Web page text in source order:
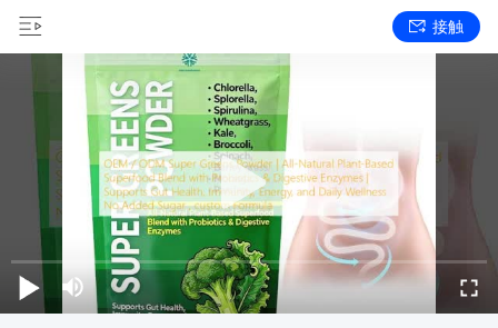
接触